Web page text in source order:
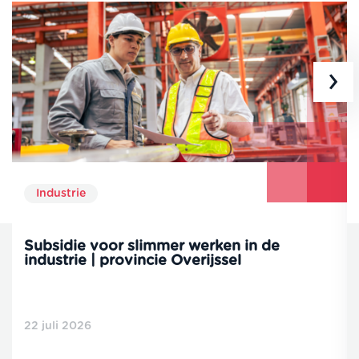
Industrie
Subsidie voor slimmer werken in de
industrie | provincie Overijssel
22 juli 2026
›